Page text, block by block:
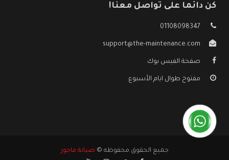
كن دائما على تواصل معنا!
01108098347
support@the-maintenance.com
صفحة الفيس بوك
مفتوح طوال ايام الأسبوع
جميع الحقوق محفوظه © صيانة فاجور